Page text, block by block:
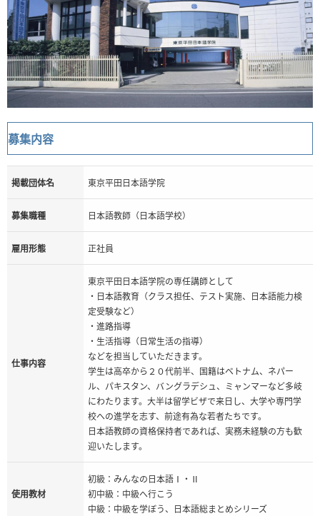
募集内容
掲載団体名 東京平田日本語学院
募集職種 日本語教師（日本語学校）
雇用形態 正社員
仕事内容
東京平田日本語学院の専任講師として
・日本語教育（クラス担任、テスト実施、日本語能力検
定受験など）
・進路指導
・生活指導（日常生活の指導）
などを担当していただきます。
学生は高卒から２０代前半、国籍はベトナム、ネパー
ル、パキスタン、バングラデシュ、ミャンマーなど多岐
にわたります。大半は留学ビザで来日し、大学や専門学
校への進学を志す、前途有為な若者たちです。
日本語教師の資格保持者であれば、実務未経験の方も歓
迎いたします。
使用教材
初級：みんなの日本語Ⅰ・Ⅱ
初中級：中級へ行こう
中級：中級を学ぼう、日本語総まとめシリーズ